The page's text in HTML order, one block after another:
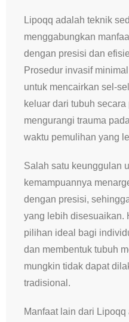
Lipoqq adalah teknik
menggabungkan
dengan presisi dan
Prosedur invasif
untuk mencairkan sel-
keluar dari tubuh
mengurangi trauma
waktu pemulihan yang
Salah satu keunggulan
kemampuannya
dengan presisi,
yang lebih disesuaikan.
pilihan ideal bagi
dan membentuk tubuh
mungkin tidak dapat
tradisional.
Manfaat lain dari